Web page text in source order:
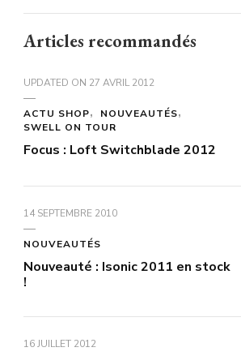
Articles recommandés
UPDATED ON 27 AVRIL 2012
ACTU SHOP
NOUVEAUTÉS
SWELL ON TOUR
Focus : Loft Switchblade 2012
14 SEPTEMBRE 2010
NOUVEAUTÉS
Nouveauté : Isonic 2011 en stock
!
16 JUILLET 2012